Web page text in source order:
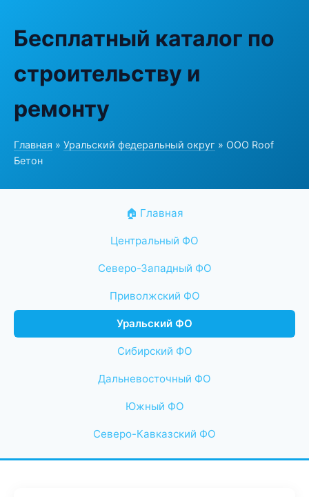
Бесплатный каталог по
строительству и
ремонту
Главная » Уральский федеральный округ » ООО Roof
Бетон
🏠 Главная
Центральный ФО
Северо-Западный ФО
Приволжский ФО
Уральский ФО
Сибирский ФО
Дальневосточный ФО
Южный ФО
Северо-Кавказский ФО